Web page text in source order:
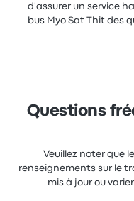
d'assurer un service
bus Myo Sat Thit des
Questions
Veuillez noter que
renseignements sur le
mis à jour ou